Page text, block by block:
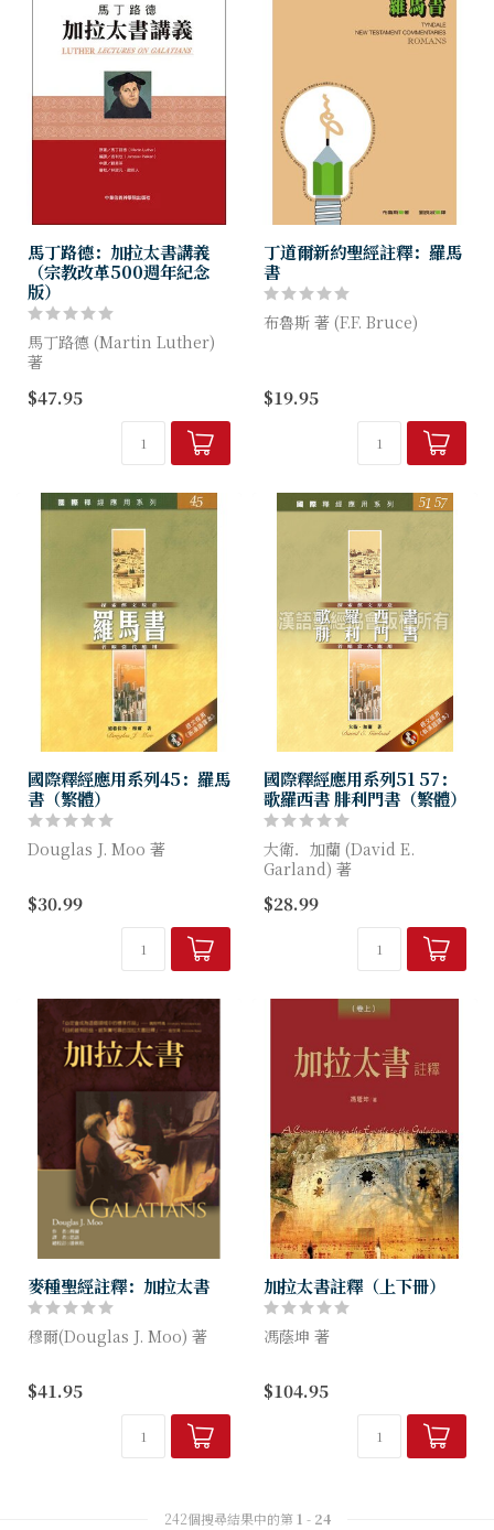
馬丁路德：加拉太書講義
（宗教改革500週年紀念
版）
馬丁路德 (Martin Luther)
著
路德的加拉太書講義正如使徒
保羅的加拉太書信，充滿了獨
特的自傳性敘述。在很多方面
這兩位上帝的子民志趣相投，
$47.95
丁道爾新約聖經註釋：羅馬
書
布魯斯 著 (F.F. Bruce)
寶」，值得華人教會在聖經導
讀上推廣使用，建立良好的讀
$19.95
國際釋經應用系列45：羅馬
書（繁體）
Douglas J. Moo 著
以來最能表達基督徒真理的重
要著作。它的信息迫使我們不
得不去評估自己究竟是誰、神
究竟是誰，以及我...
$30.99
國際釋經應用系列51 57：
歌羅西書 腓利門書（繁體）
大衛．加蘭 (David E.
Garland) 著
歌羅西書的信息讓讀者明白到
怎樣才是"信"對了，能從周邊
謬誤的思想當中走出來；建立
正確的新道德觀、美善...
$28.99
麥種聖經註釋：加拉太書
穆爾(Douglas J. Moo) 著
準作品」—魏斯特鴻
（Stephen Westerholm）
「目前最有助益、最紮...
$41.95
加拉太書註釋（上下冊）
馮蔭坤 著
釋》之後的另一傾力之作。
$104.95
242個搜尋結果中的第 1 - 24